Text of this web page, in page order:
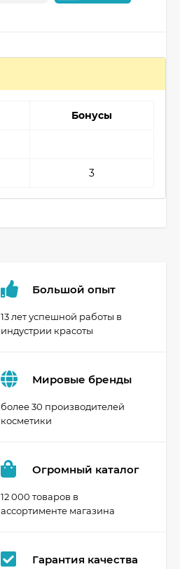
Бонусы
3
Большой опыт
13 лет успешной работы в
индустрии красоты
Мировые бренды
более 30 производителей
косметики
Огромный каталог
12 000 товаров в
ассортименте магазина
Гарантия качества